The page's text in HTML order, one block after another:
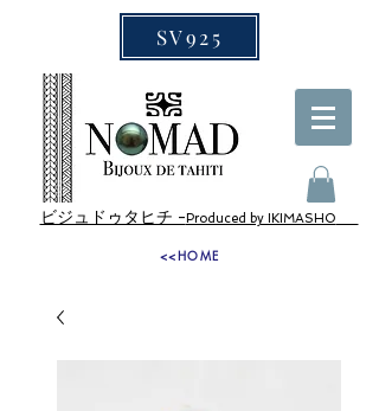
SV925
ビジュドゥタヒチ - Produced by IKIMASHO
<<HOME